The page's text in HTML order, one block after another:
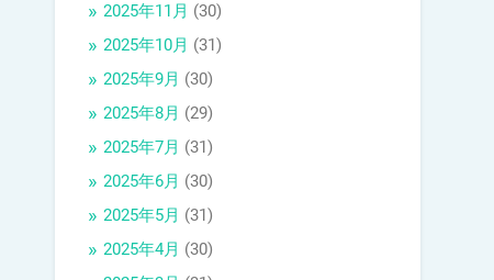
2025年11月 (30)
2025年10月 (31)
2025年9月 (30)
2025年8月 (29)
2025年7月 (31)
2025年6月 (30)
2025年5月 (31)
2025年4月 (30)